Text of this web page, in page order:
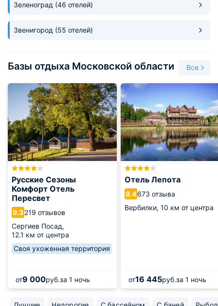
Зеленоград (46 отелей)
Звенигород (55 отелей)
Базы отдыха Московской области Все
Русские Сезоны
Комфорт Отель
Пересвет
9.3219 отзывов
Сергиев Посад,
12.1 км от центра
Своя ухоженная территория
от9 000руб.за 1 ночь
Отель Лепота
9.4673 отзыва
Вербилки, 10 км от центра
от16 445руб.за 1 ночь